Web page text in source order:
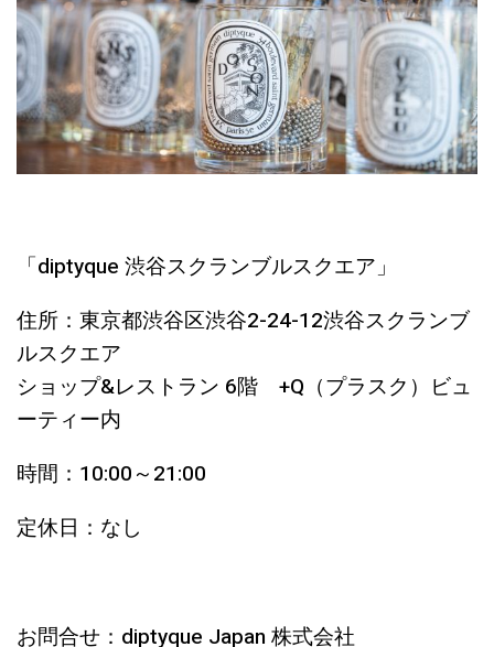
「diptyque 渋谷スクランブルスクエア」
住所：東京都渋谷区渋谷2-24-12渋谷スクランブ
ルスクエア
ショップ&レストラン 6階 +Q（プラスク）ビュ
ーティー内
時間：10:00～21:00
定休日：なし
お問合せ：diptyque Japan 株式会社